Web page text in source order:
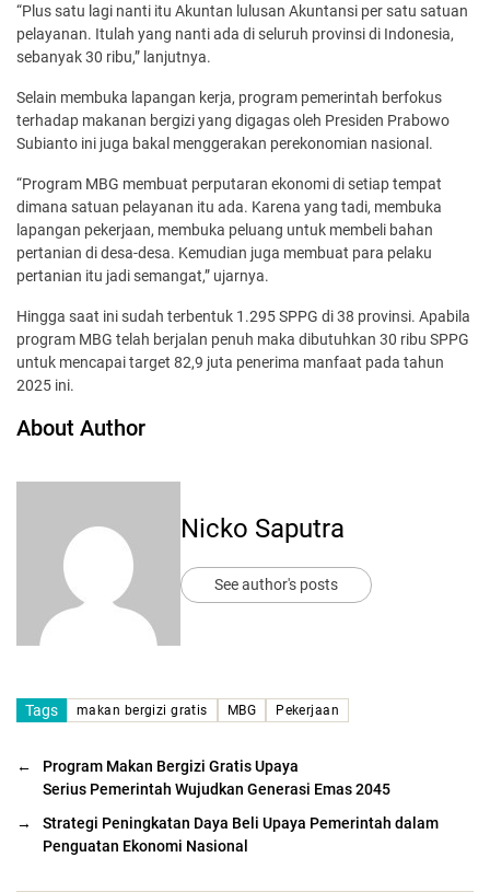
“Plus satu lagi nanti itu Akuntan lulusan Akuntansi per satu satuan
pelayanan. Itulah yang nanti ada di seluruh provinsi di Indonesia,
sebanyak 30 ribu,” lanjutnya.
Selain membuka lapangan kerja, program pemerintah berfokus
terhadap makanan bergizi yang digagas oleh Presiden Prabowo
Subianto ini juga bakal menggerakan perekonomian nasional.
“Program MBG membuat perputaran ekonomi di setiap tempat
dimana satuan pelayanan itu ada. Karena yang tadi, membuka
lapangan pekerjaan, membuka peluang untuk membeli bahan
pertanian di desa-desa. Kemudian juga membuat para pelaku
pertanian itu jadi semangat,” ujarnya.
Hingga saat ini sudah terbentuk 1.295 SPPG di 38 provinsi. Apabila
program MBG telah berjalan penuh maka dibutuhkan 30 ribu SPPG
untuk mencapai target 82,9 juta penerima manfaat pada tahun
2025 ini.
About Author
Nicko Saputra
See author's posts
Tags makan bergizi gratis MBG Pekerjaan
←
Program Makan Bergizi Gratis Upaya
Serius Pemerintah Wujudkan Generasi Emas 2045
→
Strategi Peningkatan Daya Beli Upaya Pemerintah dalam
Penguatan Ekonomi Nasional